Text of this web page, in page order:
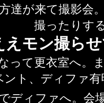
達が来て撮影会
撮ったりす
えモン撮ら
って更衣室へ。
ント、ディファ
ディファへ。会